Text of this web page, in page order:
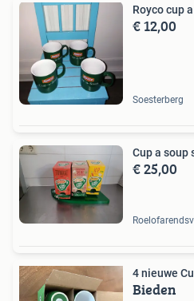
Royco cup
€ 12,00
Soesterberg
Cup a soup
€ 25,00
4 nieuwe
Bieden